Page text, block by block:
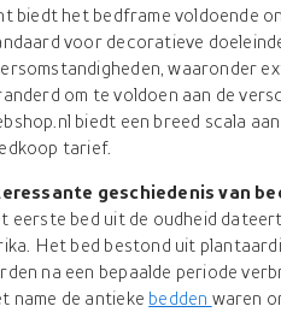
biedt het bedframe voldoende
voor decoratieve
waaronder
om te voldoen aan de
biedt een breed scala
tarief.
geschiedenis van
eerste bed uit de oudheid
Het bed bestond uit
na een bepaalde periode
name de antieke bedden waren